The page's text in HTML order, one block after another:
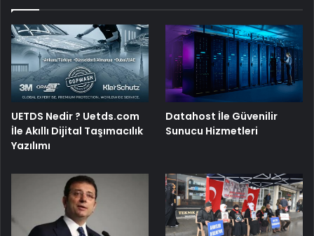
UETDS Nedir ? Uetds.com
İle Akıllı Dijital Taşımacılık
Yazılımı
Datahost İle Güvenilir
Sunucu Hizmetleri